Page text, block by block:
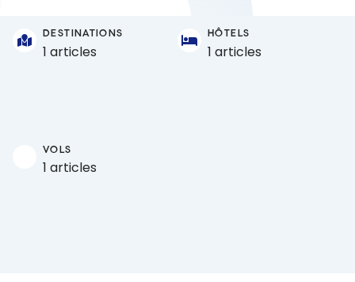
DESTINATIONS
1 articles
HÔTELS
1 articles
VOLS
1 articles